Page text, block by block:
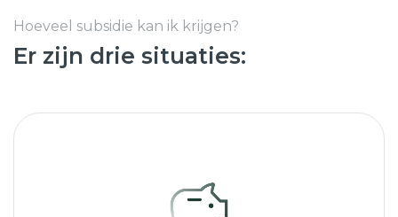
Hoeveel subsidie kan ik krijgen?
Er zijn drie situaties: